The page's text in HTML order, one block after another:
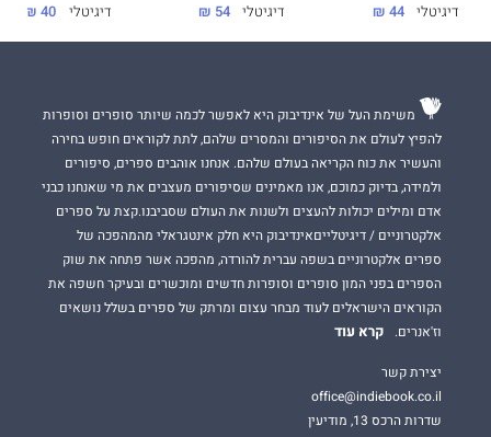
דיגיטלי 44 ₪
דיגיטלי 54 ₪
דיגיטלי 40 ₪
משימת העל של אינדיבוק היא לאפשר לכמה שיותר סופרים וסופרות
להפיץ לעולם את הסיפורים והמסרים שלהם, לתת לקוראים חופש בחירה
והעשיר את כוח הקריאה בעולם שלהם. אנחנו אוהבים ספרים, סיפורים
ולמידה, בדיוק כמוכם, אנו מאמינים שסיפורים מעצבים את מי שאנחנו כבני
אדם ומילים יכולות להעצים ולשנות את העולם שסביבנו.קצת על ספרים
אלקטרוניים / דיגיטלייםאינדיבוק היא חלק אינטגראלי מהמהפכה של
ספרים אלקטרוניים בשפה עברית להורדה, מהפכה אשר פתחה את שוק
הספרים בפני המון סופרים וסופרות חדשים ומוכשרים ובעיקר חשפה את
הקוראים הישראלים לעוד מבחר עצום ומרתק של ספרים בשלל נושאים
וז'אנרים.
קרא עוד
יצירת קשר
office@indiebook.co.il
שדרות הרכס 13, מודיעין